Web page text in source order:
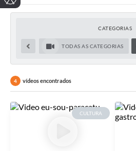
CATEGORIAS
TODAS AS CATEGORIAS
4 vídeos encontrados
CULTURA